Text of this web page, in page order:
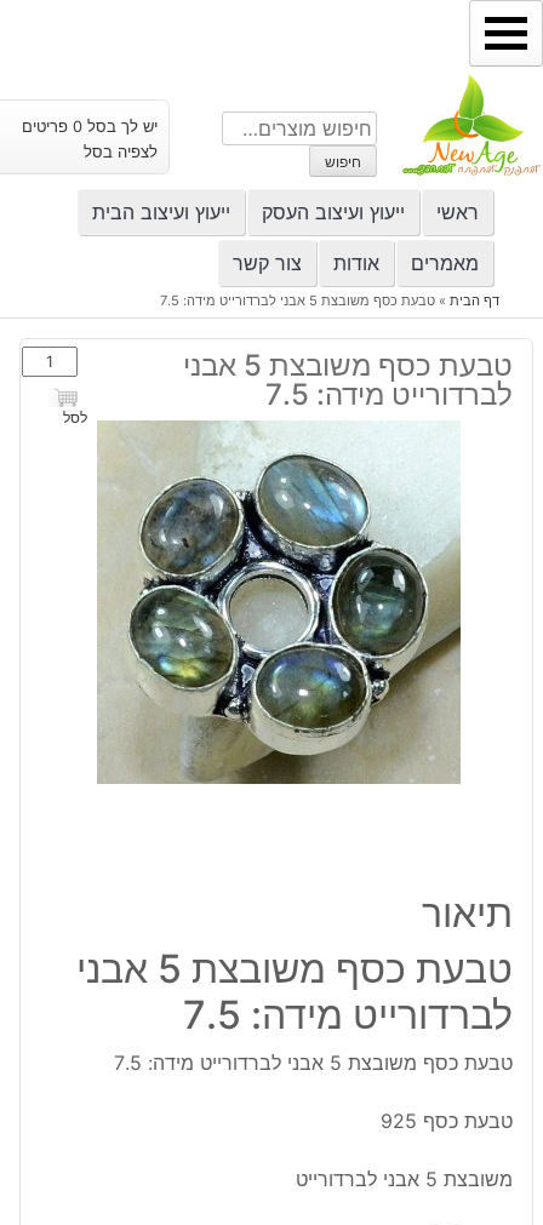
דילוג
לתוכן
חיפוש
עבור:
חיפוש
יש לך בסל 0 פריטים
לצפיה בסל
ראשי ייעוץ ועיצוב העסק ייעוץ ועיצוב הבית
מאמרים אודות צור קשר
דף הבית» טבעת כסף משובצת 5 אבני לברדורייט מידה: 7.5
טבעת כסף משובצת 5 אבני
לברדורייט מידה: 7.5
כמות
של
טבעת
לסל
תיאור
טבעת כסף משובצת 5 אבני
לברדורייט מידה: 7.5
טבעת כסף משובצת 5 אבני לברדורייט מידה: 7.5
טבעת כסף 925
משובצת 5 אבני לברדורייט